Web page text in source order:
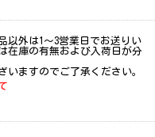
以外は1～3営業日でお送りい
在庫の有無および入荷日が分
いますのでご了承ください。